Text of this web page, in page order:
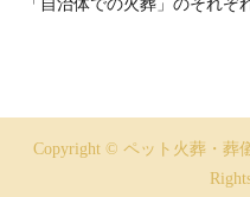
Copyright © ペット火葬・葬